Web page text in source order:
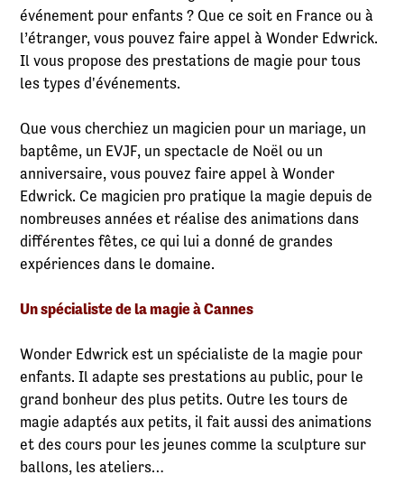
événement pour enfants ? Que ce soit en France ou à
l’étranger, vous pouvez faire appel à Wonder Edwrick.
Il vous propose des prestations de magie pour tous
les types d'événements.
Que vous cherchiez un magicien pour un mariage, un
baptême, un EVJF, un spectacle de Noël ou un
anniversaire, vous pouvez faire appel à Wonder
Edwrick. Ce magicien pro pratique la magie depuis de
nombreuses années et réalise des animations dans
différentes fêtes, ce qui lui a donné de grandes
expériences dans le domaine.
Un spécialiste de la magie à Cannes
Wonder Edwrick est un spécialiste de la magie pour
enfants. Il adapte ses prestations au public, pour le
grand bonheur des plus petits. Outre les tours de
magie adaptés aux petits, il fait aussi des animations
et des cours pour les jeunes comme la sculpture sur
ballons, les ateliers…